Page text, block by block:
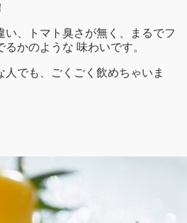
い、トマト臭さが無く、まるでフ
かのような 味わいです。
人でも、ごくごく飲めちゃいま